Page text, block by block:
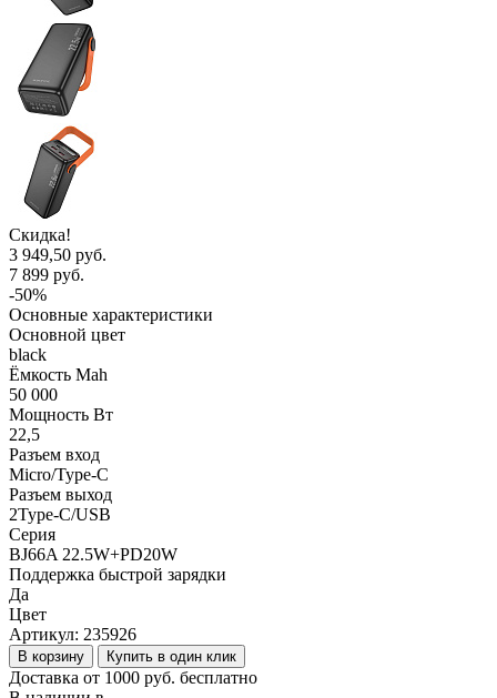
Скидка!
3 949,50 руб.
7 899 руб.
-50%
Основные характеристики
Основной цвет
black
Ёмкость Mah
50 000
Мощность Вт
22,5
Разъем вход
Micro/Type-C
Разъем выход
2Type-C/USB
Серия
BJ66A 22.5W+PD20W
Поддержка быстрой зарядки
Да
Цвет
Артикул: 235926
В корзину Купить в один клик
Доставка от 1000 руб. бесплатно